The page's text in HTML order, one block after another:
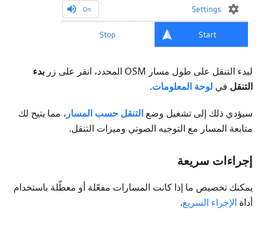
لبدء التنقل على طول مسار OSM المحدد، انقر على زر
بدء
التنقل في لوحة المعلومات.
سيؤدي ذلك إلى تشغيل وضع التنقل حسب المسار ، مما يتيح لك
متابعة المسار مع التوجيه الصوتي وميزات التنقل.
إجراءات سريعة
يمكنك تخصيص ما إذا كانت المسارات مفعّلة أو معطّلة باستخدام
أداة الإجراء السريع.